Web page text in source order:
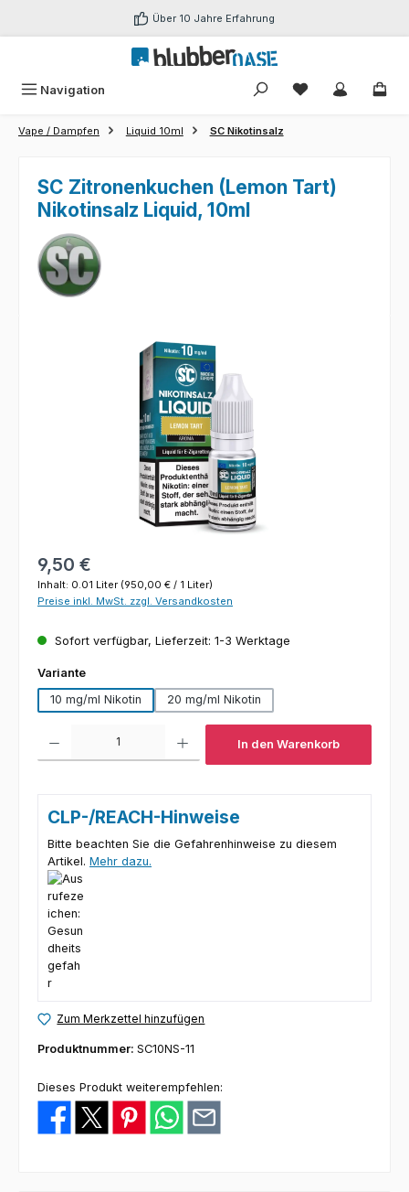
Zum Hauptinhalt springen Über 10 Jahre Erfahrung
Navigation Du hast 0
Vape / Dampfen Liquid 10ml SC Nikotinsalz
SC Zitronenkuchen (Lemon Tart)
Nikotinsalz Liquid, 10ml
Bildergalerie überspringen
Regulärer Preis:
9,50 €
Inhalt: 0.01 Liter (950,00 € / 1 Liter)
Preise inkl. MwSt. zzgl. Versandkosten
Sofort verfügbar, Lieferzeit: 1-3 Werktage
Varianteauswählen
10 mg/ml Nikotin
20 mg/ml Nikotin
In den Warenkorb
CLP-/REACH-Hinweise
Bitte beachten Sie die Gefahrenhinweise zu diesem
Artikel. Mehr dazu.
Zum Merkzettel hinzufügen
Produktnummer: SC10NS-11
Dieses Produkt weiterempfehlen: